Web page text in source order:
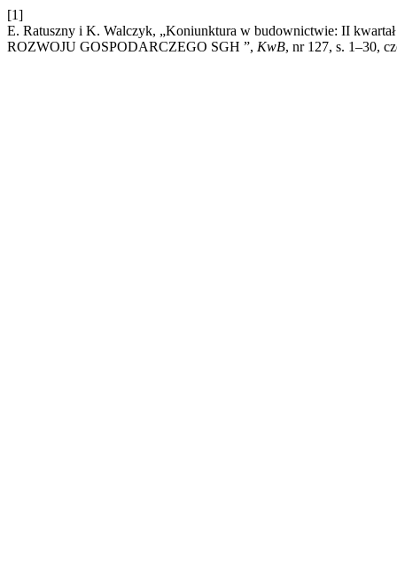
[1]
E. Ratuszny i K. Walczyk, „Koniunktura w budownictwie: II
ROZWOJU GOSPODARCZEGO SGH ”, KwB, nr 127, s. 1–30,